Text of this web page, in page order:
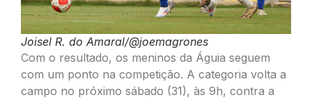
Joisel R. do Amaral/@joemagrones
Com o resultado, os meninos da Águia seguem
com um ponto na competição. A categoria volta a
campo no próximo sábado (31), às 9h, contra a